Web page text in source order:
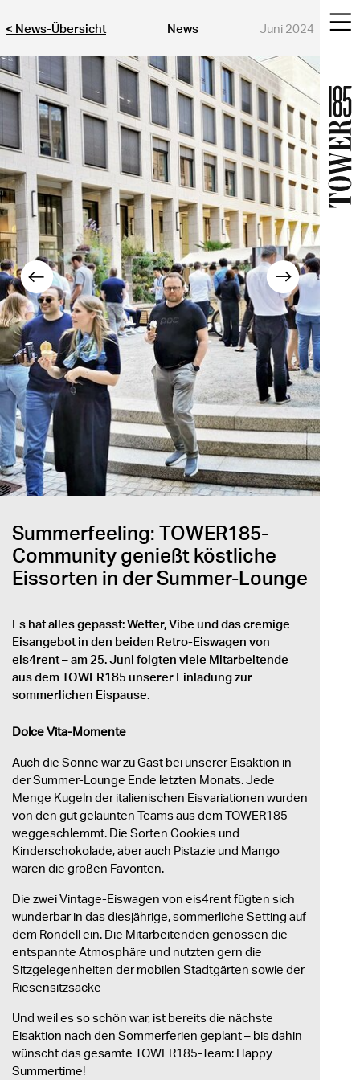
< News-Übersicht News Juni 2024
Summerfeeling: TOWER185-
Community genießt köstliche
Eissorten in der Summer-Lounge
Es hat alles gepasst: Wetter, Vibe und das cremige
Eisangebot in den beiden Retro-Eiswagen von
eis4rent – am 25. Juni folgten viele Mitarbeitende
aus dem TOWER185 unserer Einladung zur
sommerlichen Eispause.
Dolce Vita-Momente
Auch die Sonne war zu Gast bei unserer Eisaktion in
der Summer-Lounge Ende letzten Monats. Jede
Menge Kugeln der italienischen Eisvariationen wurden
von den gut gelaunten Teams aus dem TOWER185
weggeschlemmt. Die Sorten Cookies und
Kinderschokolade, aber auch Pistazie und Mango
waren die großen Favoriten.
Die zwei Vintage-Eiswagen von eis4rent fügten sich
wunderbar in das diesjährige, sommerliche Setting auf
dem Rondell ein. Die Mitarbeitenden genossen die
entspannte Atmosphäre und nutzten gern die
Sitzgelegenheiten der mobilen Stadtgärten sowie der
Riesensitzsäcke
Und weil es so schön war, ist bereits die nächste
Eisaktion nach den Sommerferien geplant – bis dahin
wünscht das gesamte TOWER185-Team: Happy
Summertime!